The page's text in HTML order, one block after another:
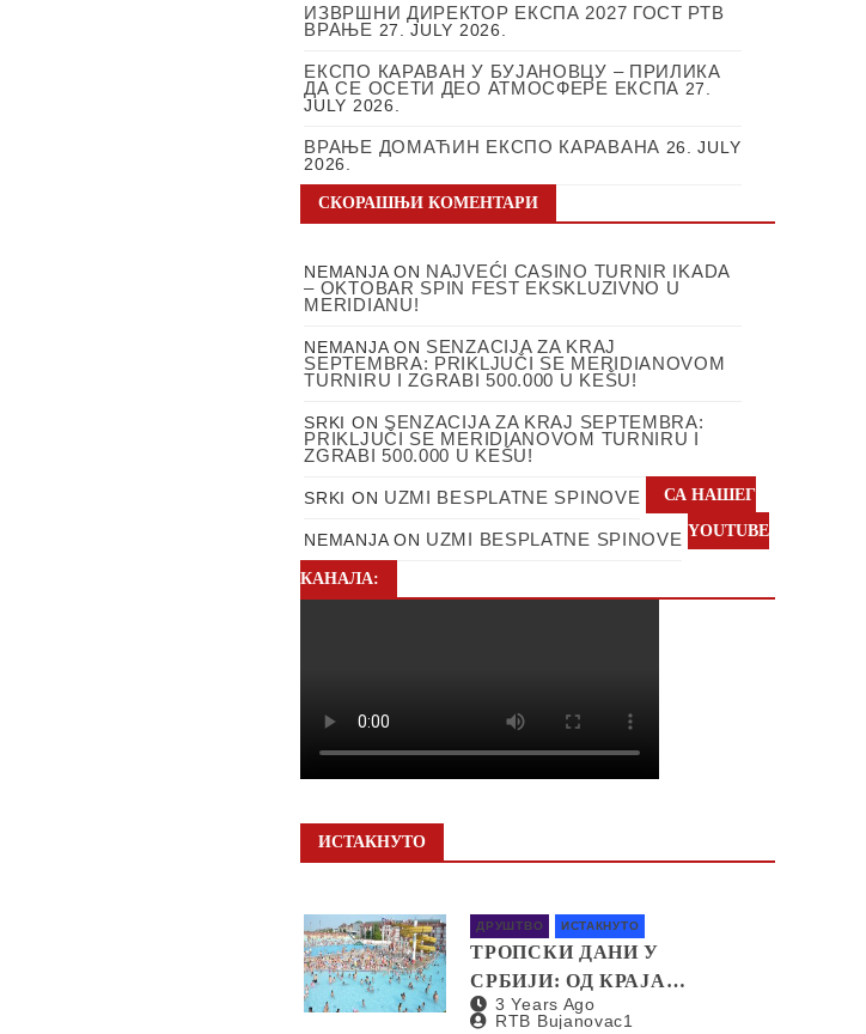
ИЗВРШНИ ДИРЕКТОР ЕКСПА 2027 ГОСТ РТВ
ВРАЊЕ 27. JULY 2026.
ЕКСПО КАРАВАН У БУЈАНОВЦУ – ПРИЛИКА
ДА СЕ ОСЕТИ ДЕО АТМОСФЕРЕ ЕКСПА 27.
JULY 2026.
ВРАЊЕ ДОМАЋИН ЕКСПО КАРАВАНА 26. JULY
2026.
СКОРАШЊИ КОМЕНТАРИ
NEMANJAON NAJVEĆI CASINO TURNIR IKADA
– OKTOBAR SPIN FEST EKSKLUZIVNO U
MERIDIANU!
NEMANJAON SENZACIJA ZA KRAJ
SEPTEMBRA: PRIKLJUČI SE MERIDIANOVOM
TURNIRU I ZGRABI 500.000 U KEŠU!
SRKI ON SENZACIJA ZA KRAJ SEPTEMBRA:
PRIKLJUČI SE MERIDIANOVOM TURNIRU I
ZGRABI 500.000 U KEŠU!
SRKI ON UZMI BESPLATNE SPINOVE
NEMANJAON UZMI BESPLATNE SPINOVE
СА НАШЕГ
YOUTUBE
КАНАЛА:
ИСТАКНУТО
ДРУШТВО ИСТАКНУТО
ТРОПСКИ ДАНИ У
СРБИЈИ: ОД КРАЈА
НЕДЕЉЕ И ДО 40
3 Years Ago
RTB Bujanovac1